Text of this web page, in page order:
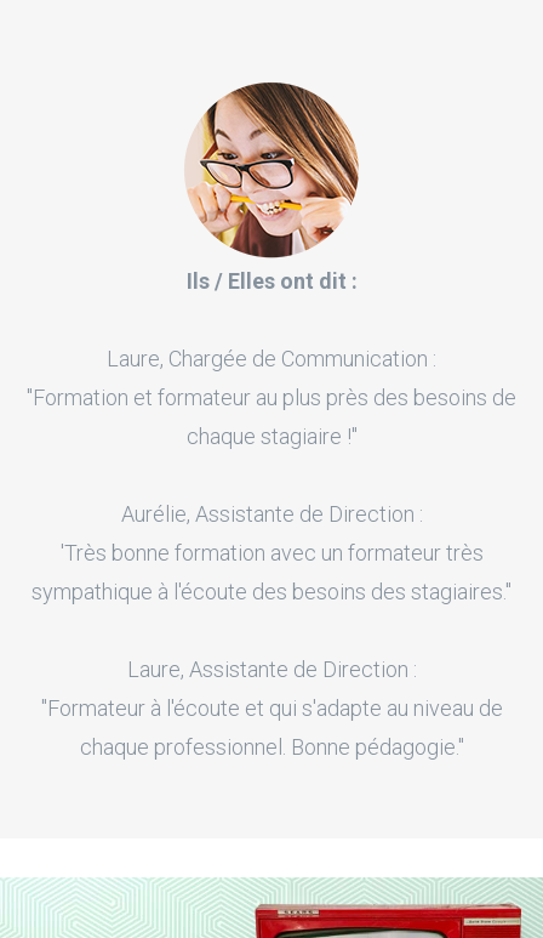
Ils / Elles ont dit :
Laure, Chargée de Communication :
"Formation et formateur au plus près des besoins de
chaque stagiaire !"
Aurélie, Assistante de Direction :
'Très bonne formation avec un formateur très
sympathique à l'écoute des besoins des stagiaires."
Laure, Assistante de Direction :
"Formateur à l'écoute et qui s'adapte au niveau de
chaque professionnel. Bonne pédagogie."